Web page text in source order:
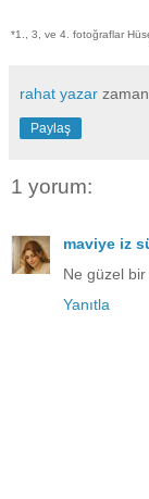
*1., 3, ve 4. fotoğraflar
rahat yazar
Paylaş
1 yorum:
maviye iz
Ne güzel
Yanıtla